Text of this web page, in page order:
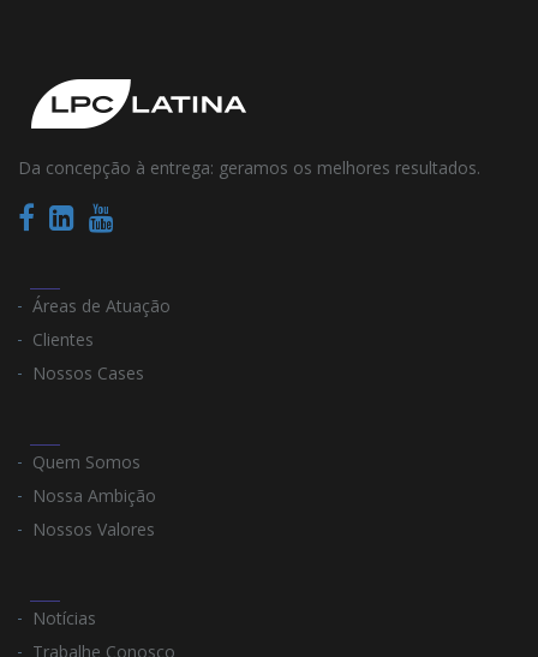
Da concepção à entrega: geramos os melhores resultados.
Áreas de Atuação
Clientes
Nossos Cases
Quem Somos
Nossa Ambição
Nossos Valores
Notícias
Trabalhe Conosco